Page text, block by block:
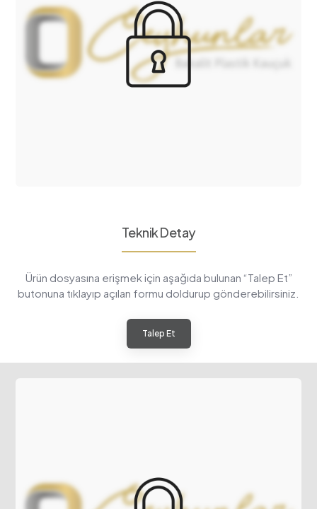
Teknik Detay
Ürün dosyasına erişmek için aşağıda bulunan “Talep Et”
butonuna tıklayıp açılan formu doldurup gönderebilirsiniz.
Talep Et